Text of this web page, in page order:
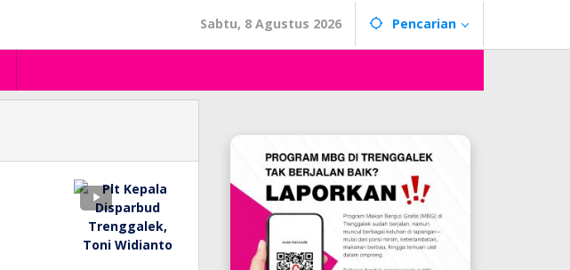
Sabtu, 8 Agustus 2026 Pencarian